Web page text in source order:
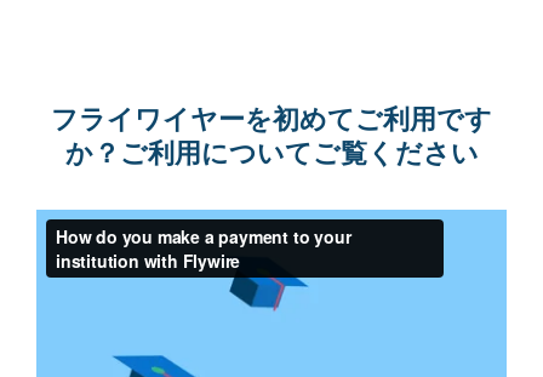
フライワイヤーを初めてご利用です
か？ご利用についてご覧ください